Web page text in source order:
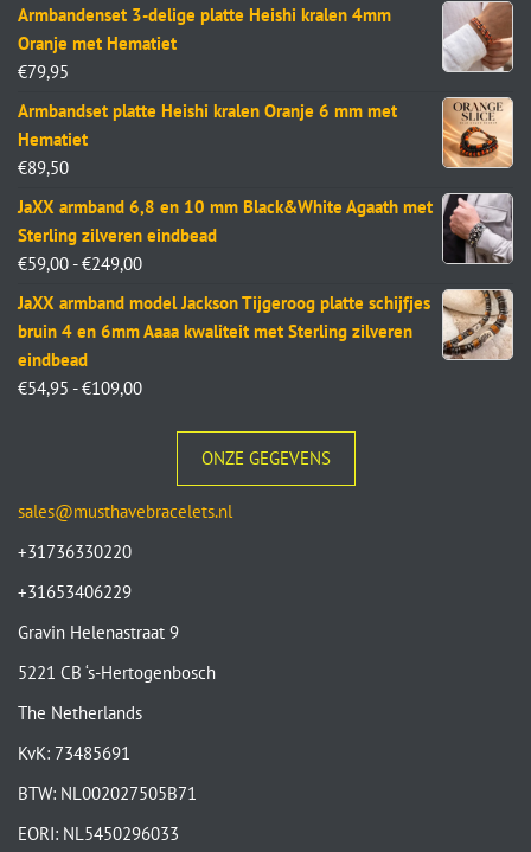
Armbandenset 3-delige platte Heishi kralen 4mm
Oranje met Hematiet
€79,95
Armbandset platte Heishi kralen Oranje 6 mm met
Hematiet
€89,50
JaXX armband 6,8 en 10 mm Black&White Agaath met
Sterling zilveren eindbead
€59,00 - €249,00
JaXX armband model Jackson Tijgeroog platte schijfjes
bruin 4 en 6mm Aaaa kwaliteit met Sterling zilveren
eindbead
€54,95 - €109,00
ONZE GEGEVENS
sales@musthavebracelets.nl
+31736330220
+31653406229
Gravin Helenastraat 9
5221 CB ‘s-Hertogenbosch
The Netherlands
KvK: 73485691
BTW: NL002027505B71
EORI: NL5450296033